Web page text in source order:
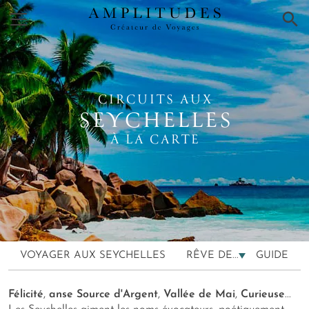
×
CIRCUITS AUX
SEYCHELLES
À LA CARTE
VOYAGER AUX SEYCHELLES RÊVE DE... GUIDE
Félicité, anse Source d'Argent, Vallée de Mai, Curieuse...